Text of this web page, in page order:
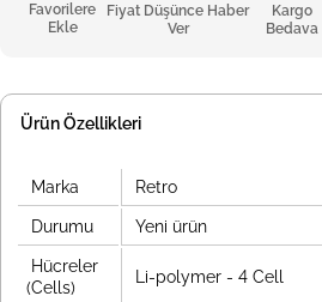
Favorilere
Ekle
Fiyat Düşünce Haber
Ver
Kargo
Bedava
Ürün Özellikleri
Marka Retro
Durumu Yeni ürün
Hücreler
(Cells)
Li-polymer - 4 Cell